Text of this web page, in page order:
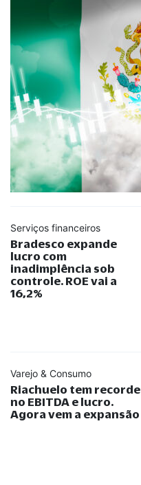
Serviços financeiros
Bradesco expande
lucro com
inadimplência sob
controle. ROE vai a
16,2%
Varejo & Consumo
Riachuelo tem recorde
no EBITDA e lucro.
Agora vem a expansão